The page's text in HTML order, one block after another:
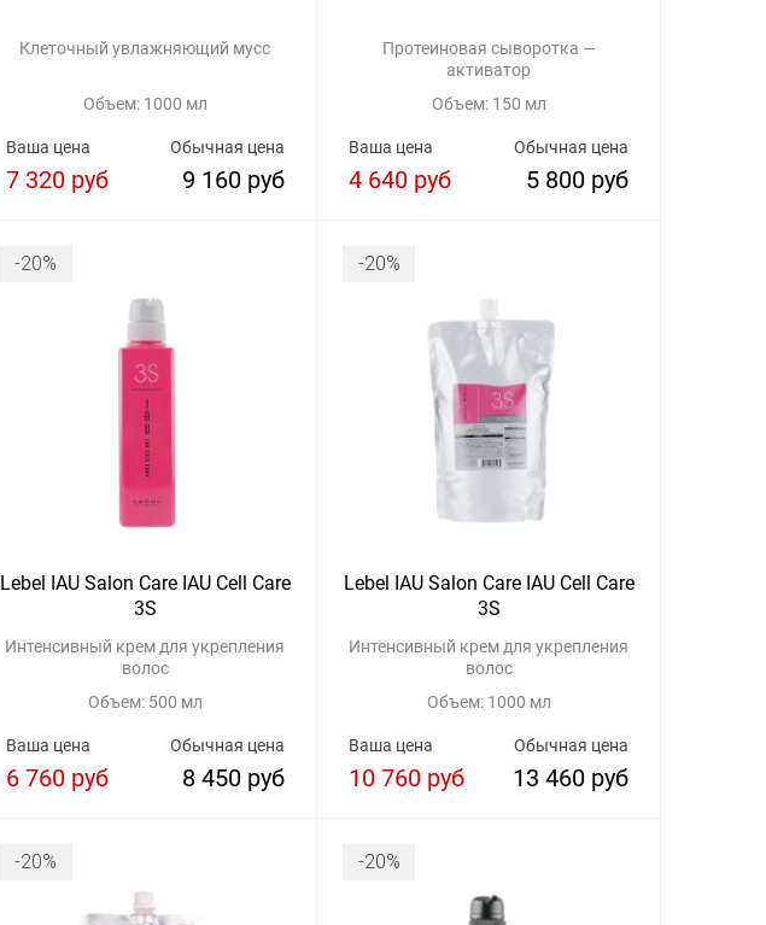
Клеточный увлажняющий мусс
Объем: 1000 мл
Обычная цена
9 160 руб
Ваша цена
7 320 руб
Протеиновая сыворотка —
активатор
Объем: 150 мл
Обычная цена
5 800 руб
Ваша цена
4 640 руб
-20%
Lebel IAU Salon Care IAU Cell Care
3S
Интенсивный крем для укрепления
волос
Объем: 500 мл
Обычная цена
8 450 руб
Ваша цена
6 760 руб
-20%
Lebel IAU Salon Care IAU Cell Care
3S
Интенсивный крем для укрепления
волос
Объем: 1000 мл
Обычная цена
13 460 руб
Ваша цена
10 760 руб
-20% -20%